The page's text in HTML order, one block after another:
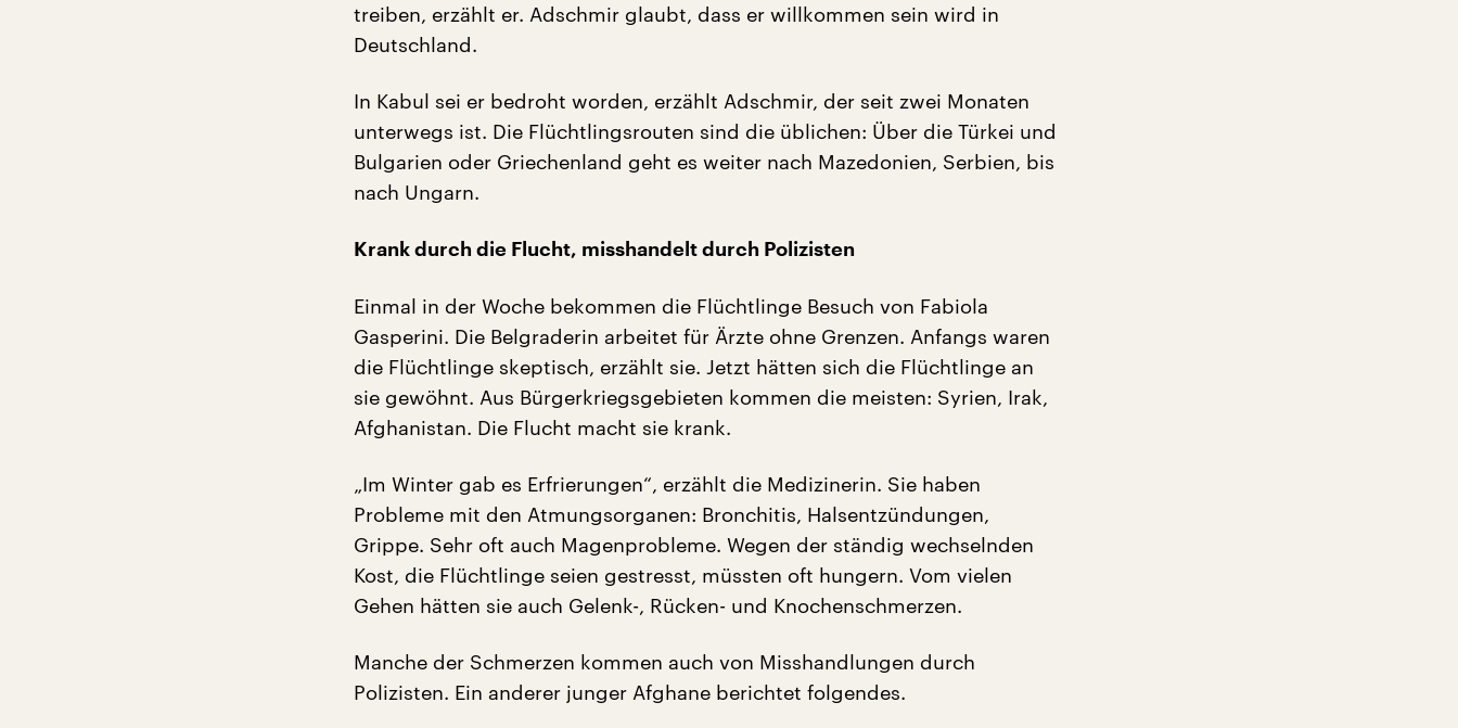
treiben, erzählt er. Adschmir glaubt, dass er willkommen sein wird in
Deutschland.
In Kabul sei er bedroht worden, erzählt Adschmir, der seit zwei Monaten
unterwegs ist. Die Flüchtlingsrouten sind die üblichen: Über die Türkei und
Bulgarien oder Griechenland geht es weiter nach Mazedonien, Serbien, bis
nach Ungarn.
Krank durch die Flucht, misshandelt durch Polizisten
Einmal in der Woche bekommen die Flüchtlinge Besuch von Fabiola
Gasperini. Die Belgraderin arbeitet für Ärzte ohne Grenzen. Anfangs waren
die Flüchtlinge skeptisch, erzählt sie. Jetzt hätten sich die Flüchtlinge an
sie gewöhnt. Aus Bürgerkriegsgebieten kommen die meisten: Syrien, Irak,
Afghanistan. Die Flucht macht sie krank.
„Im Winter gab es Erfrierungen“, erzählt die Medizinerin. Sie haben
Probleme mit den Atmungsorganen: Bronchitis, Halsentzündungen,
Grippe. Sehr oft auch Magenprobleme. Wegen der ständig wechselnden
Kost, die Flüchtlinge seien gestresst, müssten oft hungern. Vom vielen
Gehen hätten sie auch Gelenk-, Rücken- und Knochenschmerzen.
Manche der Schmerzen kommen auch von Misshandlungen durch
Polizisten. Ein anderer junger Afghane berichtet folgendes.